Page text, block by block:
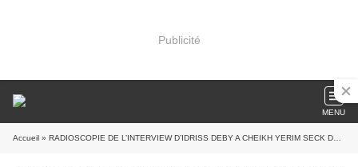
Publicité
MENU
Accueil » RADIOSCOPIE DE L’INTERVIEW D’IDRISS DEBY A CHEIKH YERIM SECK DE JEUNE AFRIQUE